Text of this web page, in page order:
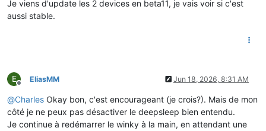
Je viens d'update les 2 devices en beta11, je vais voir si c'est
aussi stable.
E
Offline
EliasMM Jun 18, 2026, 8:31 AM
@Charles Okay bon, c'est encourageant (je crois?). Mais de mon
côté je ne peux pas désactiver le deepsleep bien entendu.
Je continue à redémarrer le winky à la main, en attendant une